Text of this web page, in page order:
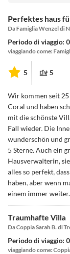
Perfektes haus
Da Famiglia Wenzel di
Periodo di viaggio:
viaggiando come:
5 5
Wir kommen seit 25
Coral und haben
mit die schönste
Fall wieder. Die
wunderschön und
5 Sterne. Auch ein
Hausverwalterin,
alles so perfekt,
haben, aber wenn
einem immer weiter.
Traumhafte Villa
Da Coppia Sarah B. di
Periodo di viaggio:
viaggiando come: